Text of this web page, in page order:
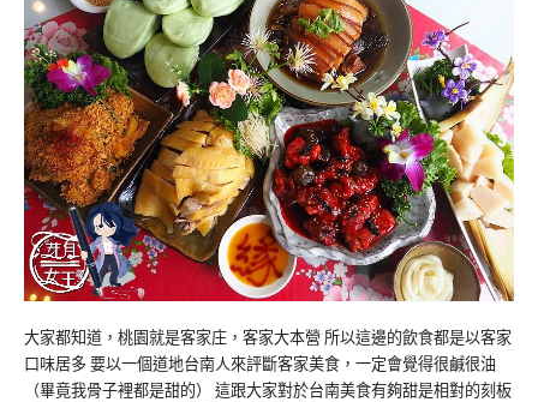
大家都知道，桃園就是客家庄，客家大本營 所以這邊的飲食都是以客家
口味居多 要以一個道地台南人來評斷客家美食，一定會覺得很鹹很油
（畢竟我骨子裡都是甜的） 這跟大家對於台南美食有夠甜是相對的刻板